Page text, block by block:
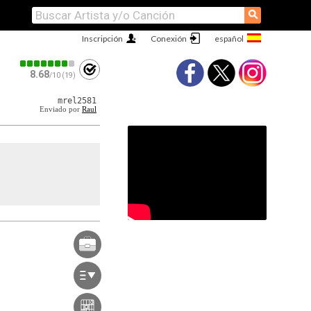
⚲
Conexión
Inscripción
8.68/10 (19)
mrel2581
Enviado por Raul